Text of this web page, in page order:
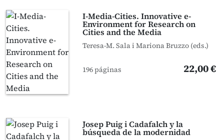
I-Media-Cities. Innovative e-
Environment for Research on
Cities and the Media
Teresa-M. Sala i Mariona Bruzzo (eds.)
196 páginas 22,00 €
Josep Puig i Cadafalch y la
búsqueda de la modernidad